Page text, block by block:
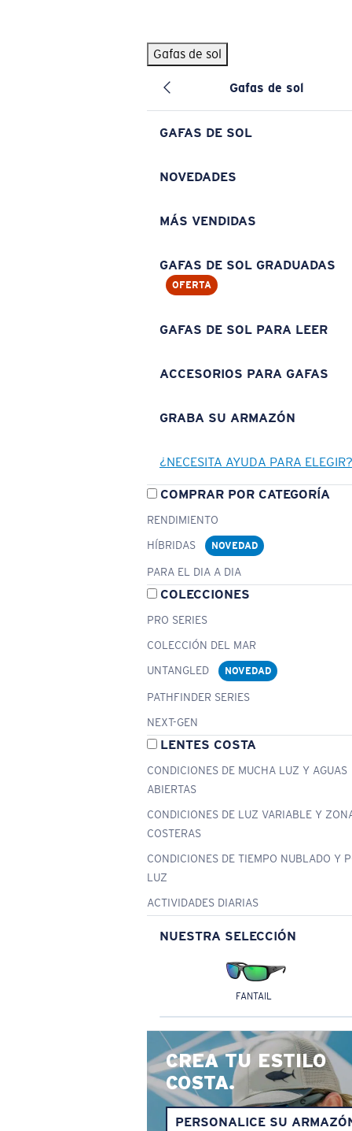
Gafas de sol
Gafas de sol
GAFAS DE SOL
NOVEDADES
MÁS VENDIDAS
GAFAS DE SOL GRADUADAS
OFERTA
GAFAS DE SOL PARA LEER
ACCESORIOS PARA GAFAS
GRABA SU ARMAZÓN
¿NECESITA AYUDA PARA ELEGIR?
COMPRAR POR CATEGORÍA
RENDIMIENTO
HÍBRIDAS
NOVEDAD
PARA EL DIA A DIA
COLECCIONES
PRO SERIES
COLECCIÓN DEL MAR
UNTANGLED
NOVEDAD
PATHFINDER SERIES
NEXT-GEN
LENTES COSTA
CONDICIONES DE MUCHA LUZ Y AGUAS
ABIERTAS
CONDICIONES DE LUZ VARIABLE Y
COSTERAS
CONDICIONES DE TIEMPO NUBLADO Y
LUZ
ACTIVIDADES DIARIAS
NUESTRA SELECCIÓN
FANTAIL
CREA TU ESTILO
COSTA.
PERSONALICE SU
BÚSQUEDAS POPULARES
Pilothouse PRO Limited Edition Pack Exclusivo
Gafas de sol personalizadas
Los más vendidos de gafas de sol